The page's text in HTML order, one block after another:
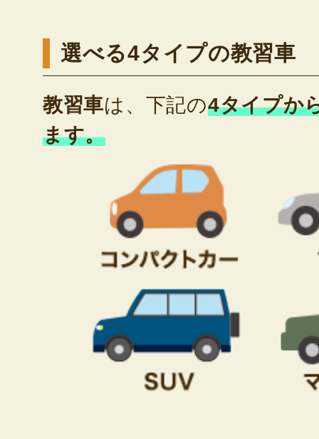
選べる4タイプの教習車
教習車は、下記の4タイプか
ます。